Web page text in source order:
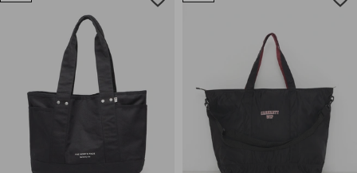
univerzálna veľkosť univerzálna veľkosť